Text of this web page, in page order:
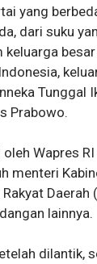
yang
dari suku
Tunggal
Prabowo.
Wapres RI
menteri
Daerah
lainnya.
dilantik,